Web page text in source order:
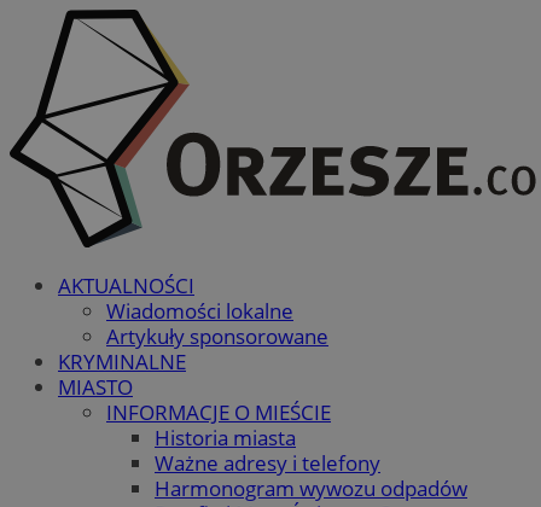
AKTUALNOŚCI
Wiadomości lokalne
Artykuły sponsorowane
KRYMINALNE
MIASTO
INFORMACJE O MIEŚCIE
Historia miasta
Ważne adresy i telefony
Harmonogram wywozu odpadów